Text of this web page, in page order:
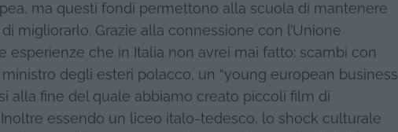
ma questi fondi permettono alla scuola di mantenere
migliorarlo. Grazie alla connessione con l’Unione
esperienze che in Italia non avrei mai fatto: scambi con
degli esteri polacco, un “young european business
alla fine del quale abbiamo creato piccoli film di
essendo un liceo italo-tedesco, lo shock culturale